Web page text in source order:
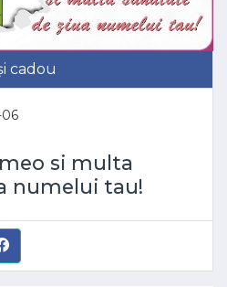
cadou
06
si multa
numelui tau!